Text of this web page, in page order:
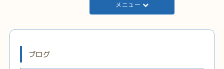
メニュー
ブログ